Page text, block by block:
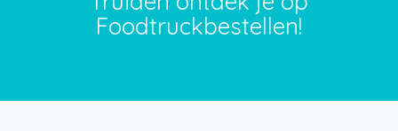
Foodtruckbestellen!